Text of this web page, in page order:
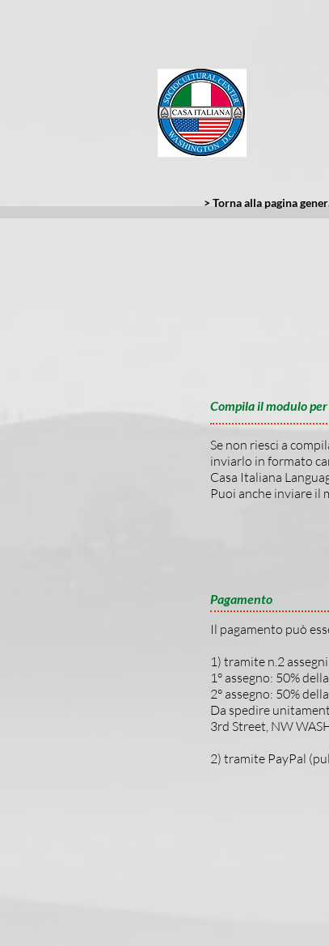
> Torna alla pagina
Compila il modulo
Se non riesci a
inviarlo in formato
Casa Italiana
Puoi anche inviare il
Pagamento
Il pagamento può
1) tramite n.2
1° assegno: 50%
2° assegno: 50%
Da spedire
3rd Street, NW
2) tramite PayPal